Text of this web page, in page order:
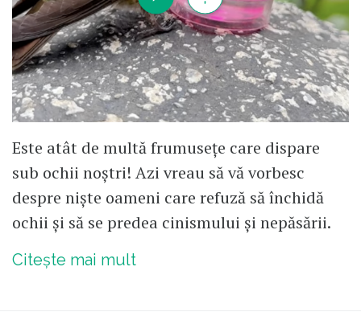
Este atât de multă frumusețe care dispare
sub ochii noștri! Azi vreau să vă vorbesc
despre niște oameni care refuză să închidă
ochii și să se predea cinismului și nepăsării.
Citește mai mult